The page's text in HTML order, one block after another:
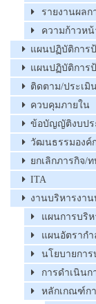
รายงานผล
ความก้าวห
แผนปฏิบัติการ
แผนปฏิบัติการ
ติดตาม/ประเ
ควบคุมภายใน
ข้อบัญญัติงบป
วัฒนธรรมองค์
ยกเลิกภารกิจ/
ITA
งานบริหารงา
แผนการบริ
แผนอัตรากำ
นโยบายกา
การดำเนิน
หลักเกณฑ์ก